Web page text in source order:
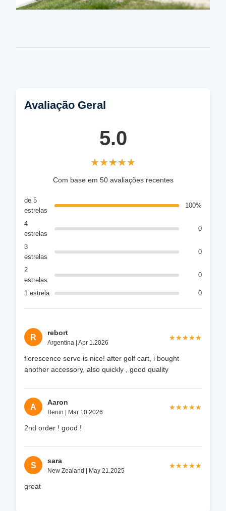
Avaliação Geral
5.0
★★★★★
★★★★★
Com base em 50 avaliações recentes
de 5
estrelas
100%
4
estrelas
0
3
estrelas
0
2
estrelas
0
1 estrela 0
R
rebort
Argentina | Apr 1.2026
★★★★★
★★★★★
florescence serve is nice! after golf cart, i bought
another accessory, also quickly , good quality
A
Aaron
Benin | Mar 10.2026
★★★★★
★★★★★
2nd order ! good !
S
sara
New Zealand | May 21.2025
★★★★★
★★★★★
great